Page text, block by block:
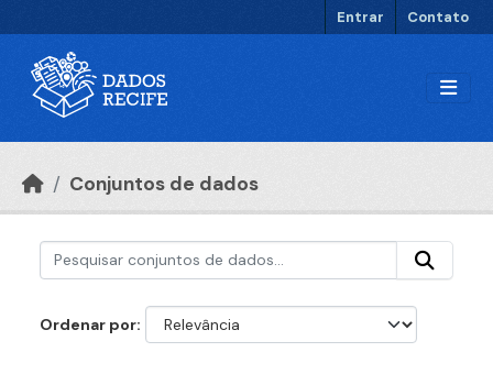
Entrar Contato
Conjuntos de dados
Ordenar por